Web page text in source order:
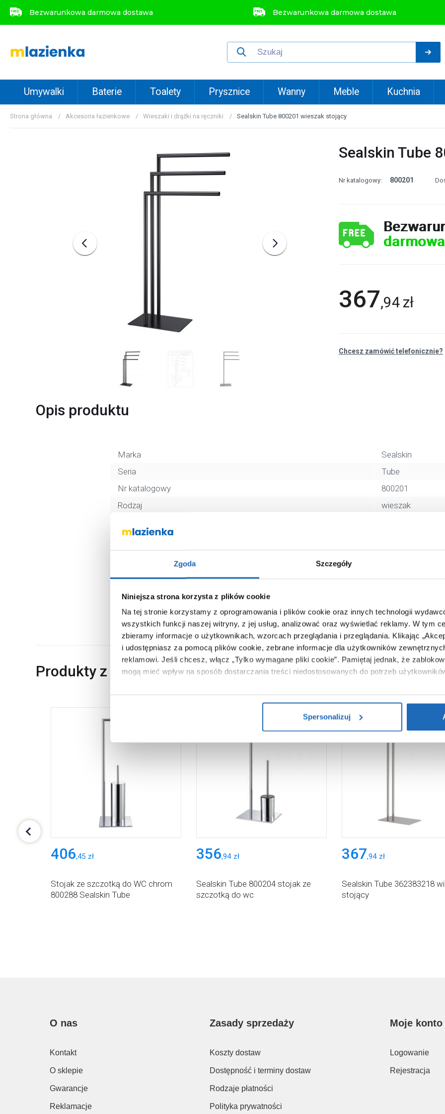
Zgoda Szczegóły
Niniejsza strona korzysta z plików cookie
Na tej stronie korzystamy z oprogramowania i plików cookie oraz innych technologii
wszystkich funkcji naszej witryny, z jej usług, analizować oraz wyświetlać reklamy. W tym
zbieramy informacje o użytkownikach, wzorcach przeglądania i przeglądania. Klikając
i udostępniasz za pomocą plików cookie, zebrane informacje dla użytkowników
reklamowi. Jeśli chcesz, włącz „Tylko wymagane pliki cookie”. Pamiętaj jednak, że
mogą mieć wpływ na sposób dostarczania treści niedostosowanych do potrzeb
Aby uzyskać więcej informacji na temat plików plików cookie, kliknij „Ustawienia plików
Spersonalizuj
Bezwarunkowa darmowa dostawa Bezwarunkowa darmowa dostawa
Umywalki Baterie Toalety Prysznice Wanny Meble Kuchnia
Strona główna Akcesoria łazienkowe Wieszaki i drążki na ręczniki Sealskin Tube 800201 wieszak stojący
Sealskin Tube
Nr katalogowy: 800201
367,94 zł
Chcesz zamówić telefonicznie?
Opis produktu
Marka
Sealskin
Seria
Tube
Nr katalogowy
800201
Rodzaj
wieszak
Dane producenta
Zobacz
Produkty z serii
406,45 zł
Stojak ze szczotką do WC chrom
800288 Sealskin Tube
356,94 zł
Sealskin Tube 800204 stojak ze
szczotką do wc
367,94 zł
Sealskin Tube 362383218
stojący
O nas
Kontakt
O sklepie
Gwarancje
Reklamacje
Zasady sprzedaży
Koszty dostaw
Dostępność i terminy dostaw
Rodzaje płatności
Polityka prywatności
Moje konto
Logowanie
Rejestracja